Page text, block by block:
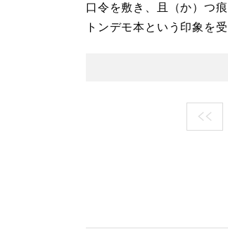
口令を敷き、且（か）つ
トンデモ本という印象を受